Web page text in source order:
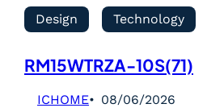
Design Technology
RM15WTRZA-10S(71)
ICHOME 08/06/2026